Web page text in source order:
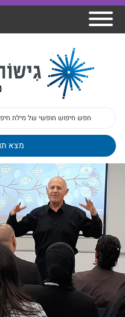
אודות גישות
פיתוח מנהלים
הדרכות
פעילות
ומרצים
ד"ר צבי ברק